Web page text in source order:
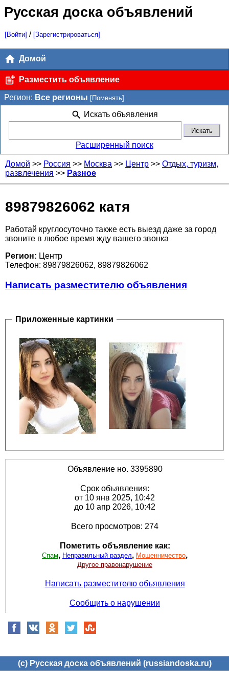
Русская доска объявлений
[Войти] / [Зарегистрироваться]
Домой
Разместить объявление
Регион: Все регионы [Поменять]
Искать объявления
Расширенный поиск
Домой >> Россия >> Москва >> Центр >> Отдых, туризм,
развлечения >> Разное
89879826062 катя
Работай круглосуточно также есть выезд даже за город
звоните в любое время жду вашего звонка
Регион: Центр
Телефон: 89879826062, 89879826062
Написать разместителю объявления
Приложенные картинки
Объявление но. 3395890
Срок объявления:
от 10 янв 2025, 10:42
до 10 апр 2026, 10:42
Всего просмотров: 274
Пометить объявление как:
Спам, Неправильный раздел, Мошенничество,
Другое правонарушение
Написать разместителю объявления
Сообщить о нарушении
(c) Русская доска объявлений (russiandoska.ru)